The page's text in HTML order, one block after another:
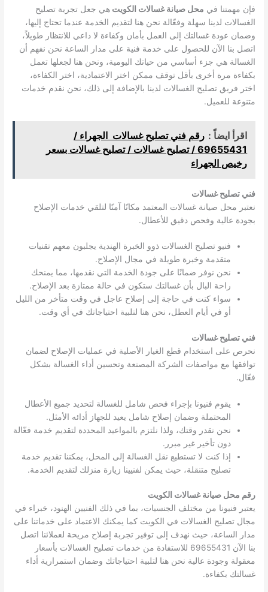
فإن مهمتنا في محل صيانة غسالات الكويتهي جعل تجربة تصليح
الغسالات لدينا سهلة وفعّالة نحن هنا لتقديم الخدمة عندما تحتاج إليها،
وضمان عودة غسالتك إلى العمل بأمان وكفاءة لا داعي للانتظار طويلاً،
اتصل بنا الآن للحصول على خدمة فنية على مدار الساعة نحن نفهم أن
الغسالة هي جزء أساسي من حياتك اليومية، ونحن هنا لجعلها تعمل
بكفاءة مرة أخرى بأقل توقف ممكن اختر الاعتمادية، اختر الكفاءة،
اختر فريق تصليح الغسالات لدينا بالإضافة إلى ذلك، نحن نقدم خدمات
متنوعة للعميل.
اقرأ ايضاً : رقم فني تصليح غسالات الجهراء /
69655431 / تصليح غسالات / تصليح غسالات بسعر
رخيص الجهراء
فني تصليح غسالات
نعتبر محل صيانة غسالات المعتمد مكانًا آمنًا لتلقي خدمات الإصلاح
بجودة عالية وفحص دقيق للأعطال.
فنيو تصليح الغسالات ذوو الخبرة الهندية يجلبون معهم تقنيات
متقدمة وخبرة طويلة في مجال الإصلاح.
نحن نوفر ضمانًا على جودة الخدمة التي نقدمها، مما يمنحك
راحة البال بأن غسالتك ستكون في حالة ممتازة بعد الإصلاح.
سواء كنت في حاجة إلى إصلاح عاجل في وقت متأخر من الليل
أو في أيام العطل، نحن هنا لتلبية احتياجاتك في أي وقت.
فني تصليح غسالات
نحرص على استخدام قطع الغيار الأصلية في عمليات الإصلاح لضمان
توافقها مع مواصفات الشركة المصنعة وتحسين أداء الغسالة بشكل
فعّال.
يقوم فنيونا بإجراء فحص شامل للغسالة لتحديد جميع الأعطال
المحتملة وضمان إصلاح شامل يعيد للجهاز أدائه الأمثل.
نحن نقدر وقتك، ولذا نلتزم بالمواعيد المحددة لتقديم خدمة فعّالة
دون تأخير غير مبرر.
إذا كنت لا تستطيع نقل الغسالة إلى المحل، يمكننا تقديم خدمة
تصليح متنقلة، حيث يمكن لفنيينا زيارة منزلك لتقديم الخدمة.
رقم محل صيانة غسالات الكويت
يعتبر فنيونا من مختلف الجنسيات، بما في ذلك الفنيين الهنود، خبراء في
مجال تصليح الغسالات في الكويت كما يمكنك الاعتماد على خدماتنا على
مدار الساعة، حيث نهدف إلى توفير تجربة إصلاح مريحة لعملائنا اتصل
بنا الآن 69655431 للاستفادة من خدمات تصليح الغسالات بأسعار
معقولة وجودة عالية نحن هنا لتلبية احتياجاتك وضمان استمرارية أداء
غسالتك بكفاءة.